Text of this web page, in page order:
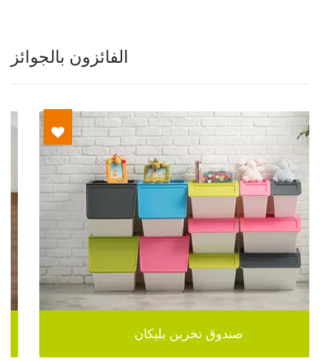
الفائزون بالجوائز
صندوق تخزين بليكان